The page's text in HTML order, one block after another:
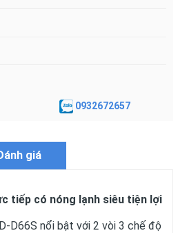
0932672657
giá
tiếp có nóng lạnh siêu tiện lợi
D66S nổi bật với 2 vòi 3 chế độ